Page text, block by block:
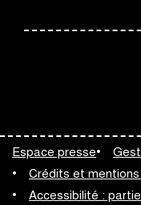
Espace presse
Crédits et mentions
Accessibilité :